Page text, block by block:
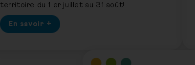
territoire du 1 er juillet au 31 août!
En savoir +